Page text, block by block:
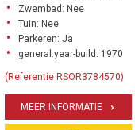
Zwembad: Nee
Tuin: Nee
Parkeren: Ja
general.year-build: 1970
(Referentie RSOR3784570)
MEER INFORMATIE